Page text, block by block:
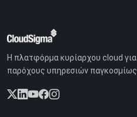
Η πλατφόρμα κυρίαρχου cloud για
παρόχους υπηρεσιών παγκοσμίως.